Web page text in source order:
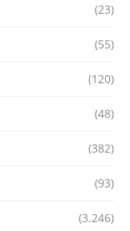
(23)
(55)
(120)
(48)
(382)
(93)
(3.246)